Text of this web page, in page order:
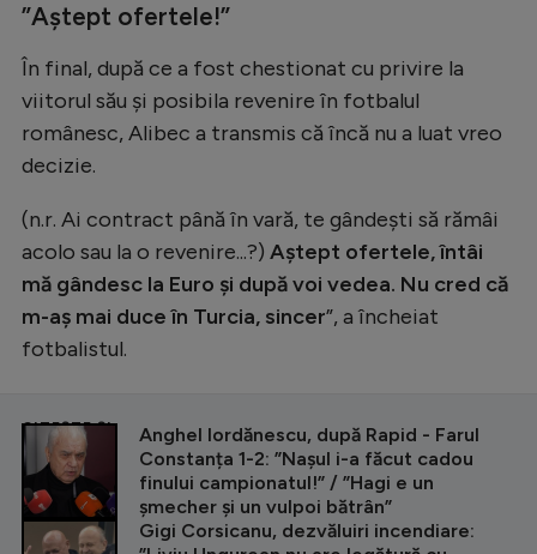
”Aștept ofertele!”
În final, după ce a fost chestionat cu privire la
viitorul său și posibila revenire în fotbalul
românesc, Alibec a transmis că încă nu a luat vreo
decizie.
(n.r. Ai contract până în vară, te gândești să rămâi
acolo sau la o revenire...?) Aștept ofertele, întâi
mă gândesc la Euro și după voi vedea. Nu cred că
m-aș mai duce în Turcia, sincer”, a încheiat
fotbalistul.
CITEȘTE ȘI
Anghel Iordănescu, după Rapid - Farul
Constanța 1-2: ”Nașul i-a făcut cadou
finului campionatul!” / ”Hagi e un
șmecher și un vulpoi bătrân”
Gigi Corsicanu, dezvăluiri incendiare: